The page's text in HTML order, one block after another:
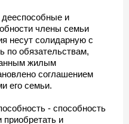
дееспособные и
члены семьи
несут солидарную с
по обязательствам,
жилым
соглашением
его семьи.
- способность
приобретать и